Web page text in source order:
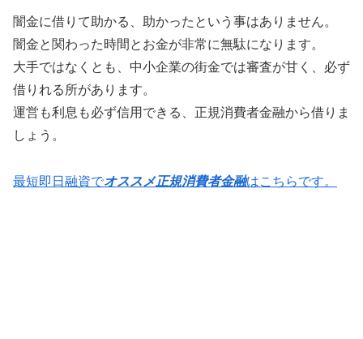
闇金に借りて助かる、助かったという事はありません。
闇金と関わった時間とお金が非常に無駄になります。
大手ではなくとも、中小企業の街金では審査が甘く、必ず
借りれる所があります。
運営も利息も必ず信用できる、正規消費者金融から借りま
しょう。
最短即日融資でオススメ正規消費者金融はこちらです。